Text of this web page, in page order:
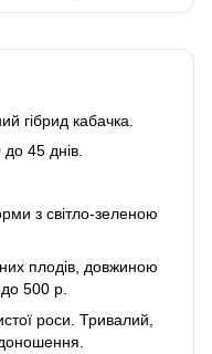
гібрид кабачка.
45 днів.
з світло-зеленою
плодів, довжиною
500 р.
роси. Тривалий,